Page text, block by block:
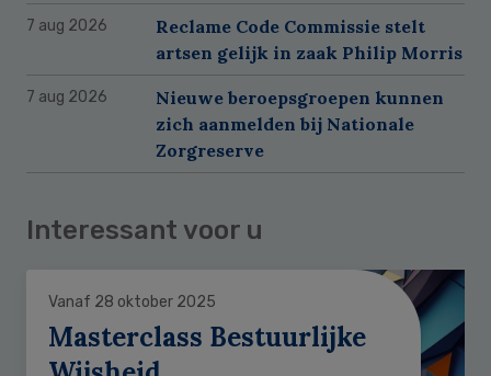
7 aug 2026
Reclame Code Commissie stelt
artsen gelijk in zaak Philip Morris
7 aug 2026
Nieuwe beroepsgroepen kunnen
zich aanmelden bij Nationale
Zorgreserve
Interessant voor u
Vanaf 28 oktober 2025
Masterclass Bestuurlijke